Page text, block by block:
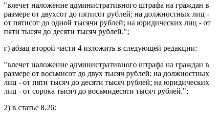
"влечет наложение административного штрафа на граждан в
размере от двухсот до пятисот рублей; на должностных лиц -
от пятисот до одной тысячи рублей; на юридических лиц - от
пяти тысяч до десяти тысяч рублей.";
г) абзац второй части 4 изложить в следующей редакции:
"влечет наложение административного штрафа на граждан в
размере от восьмисот до двух тысяч рублей; на должностных
лиц - от пяти тысяч до десяти тысяч рублей; на юридических
лиц - от сорока тысяч до восьмидесяти тысяч рублей.";
2) в статье 8.26: